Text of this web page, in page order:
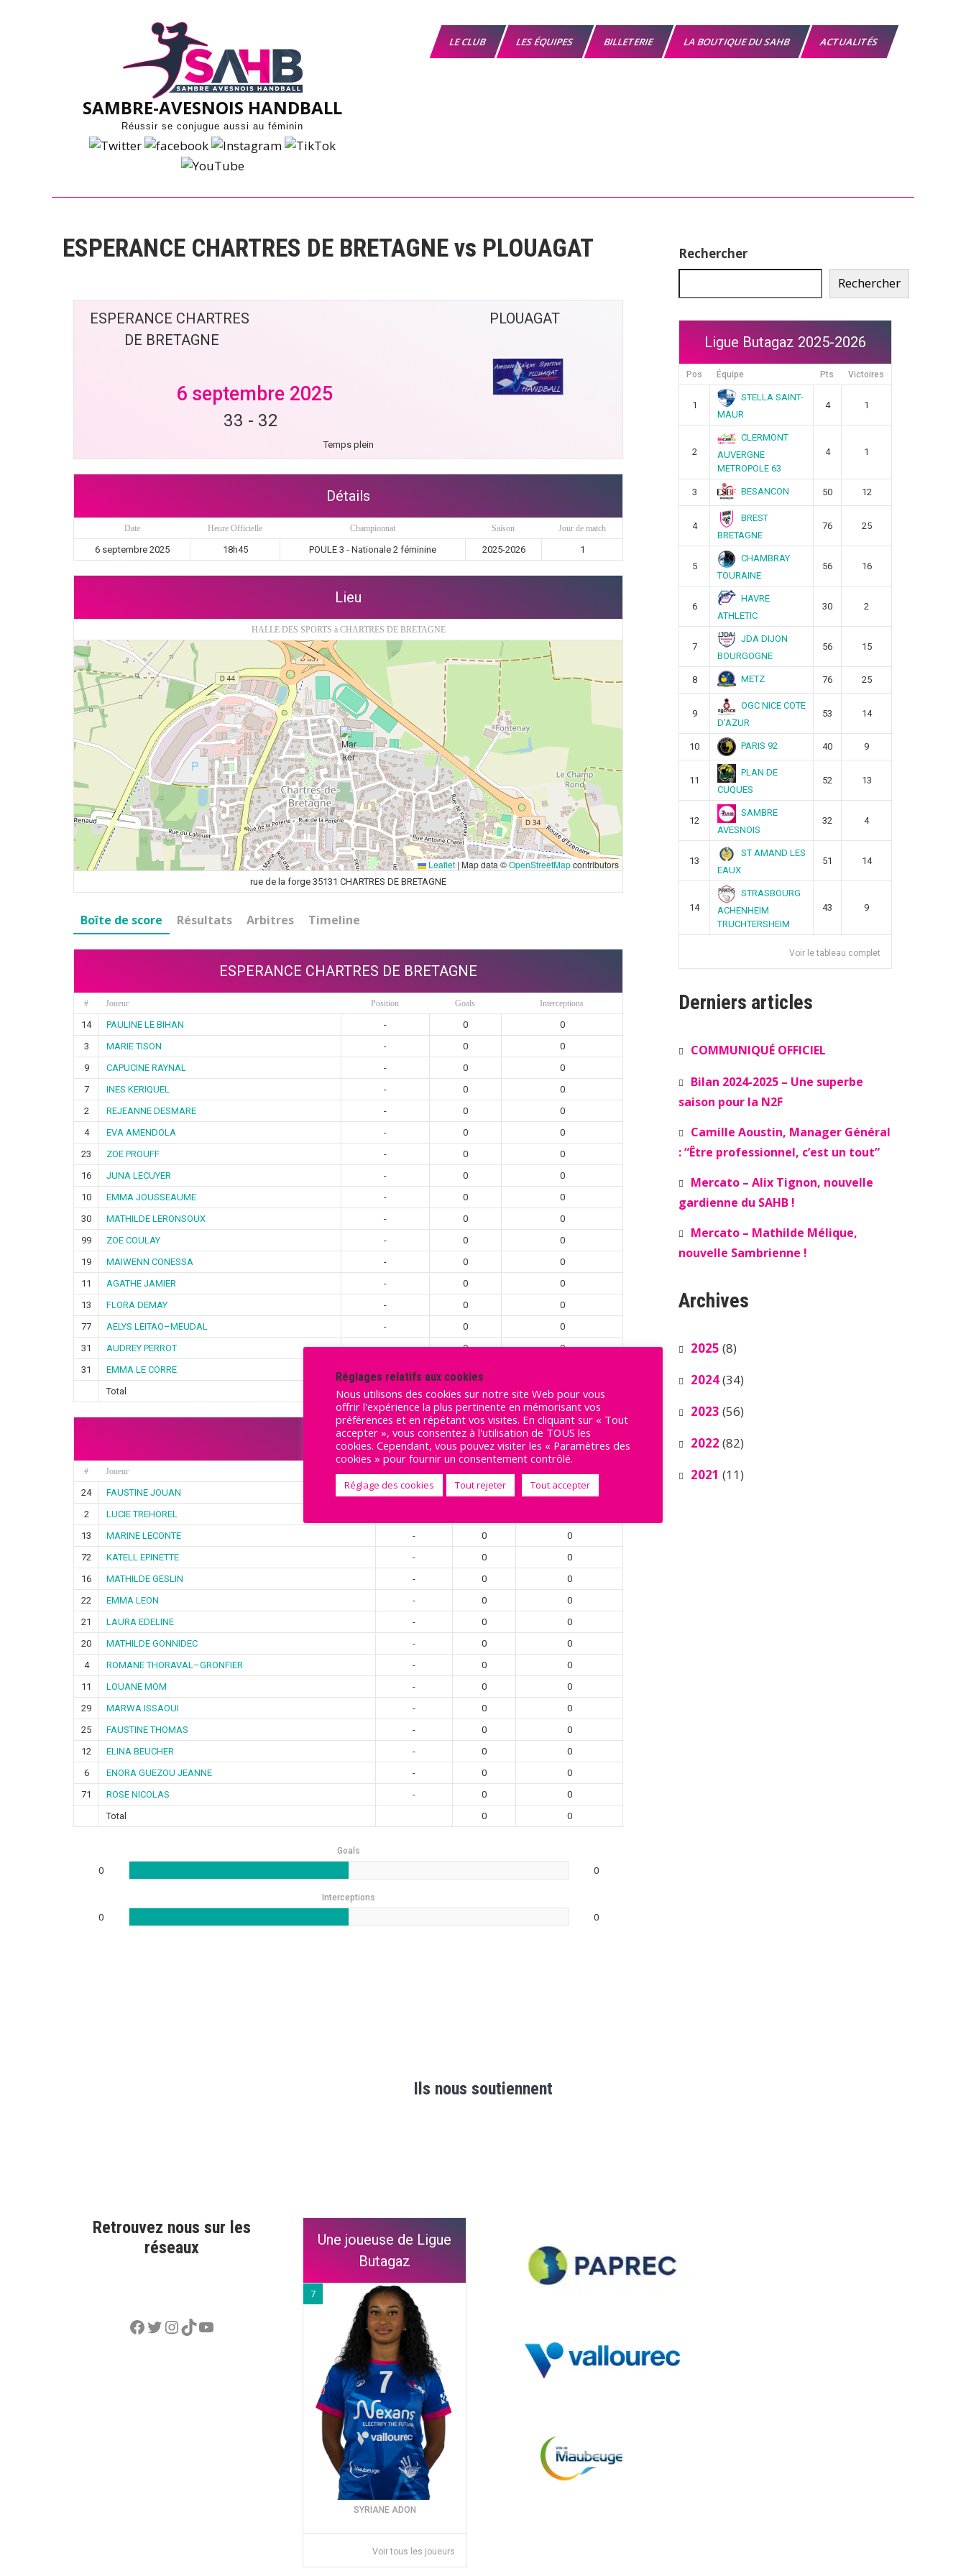
SAMBRE-AVESNOIS HANDBALL
Réussir se conjugue aussi au féminin
LE CLUB LES ÉQUIPES BILLETERIE LA BOUTIQUE DU SAHB ACTUALITÉS
ESPERANCE CHARTRES DE BRETAGNE vs PLOUAGAT
ESPERANCE CHARTRES
DE BRETAGNE
PLOUAGAT
6 septembre 2025
33 - 32
Temps plein
Détails
Date Heure Officielle Championnat Saison Jour de match
6 septembre 2025 18h45 POULE 3 - Nationale 2 féminine 2025-2026 1
Lieu
HALLE DES SPORTS à CHARTRES DE BRETAGNE
Leaflet | Map data ©OpenStreetMapcontributors
rue de la forge 35131 CHARTRES DE BRETAGNE
Boîte de score Résultats Arbitres Timeline
ESPERANCE CHARTRES DE BRETAGNE
# Joueur Position Goals Interceptions
14 PAULINE LE BIHAN - 0
0
3
MARIE TISON - 0
0
9
CAPUCINE RAYNAL - 0
0
7
INES KERIQUEL - 0
0
2
REJEANNE DESMARE - 0
0
4
EVA AMENDOLA - 0
0
23
ZOE PROUFF - 0
0
16
JUNA LECUYER - 0
0
10
EMMA JOUSSEAUME - 0
0
30
MATHILDE LERONSOUX - 0
0
99
ZOE COULAY - 0
0
19
MAIWENN CONESSA - 0
0
11
AGATHE JAMIER - 0
0
13
FLORA DEMAY - 0
0
77
AELYS LEITAO–MEUDAL - 0
0
31
AUDREY PERROT - 0
0
31
EMMA LE CORRE
Total
0 0
PLOUAGAT
# Joueur
24 FAUSTINE JOUAN 0
2
LUCIE TREHOREL
13
MARINE LECONTE - 0
0
72
KATELL EPINETTE - 0
0
16
MATHILDE GESLIN - 0
0
22
EMMA LEON - 0
0
21
LAURA EDELINE - 0
0
20
MATHILDE GONNIDEC - 0
0
4
ROMANE THORAVAL–GRONFIER - 0
0
11
LOUANE MOM - 0
0
29
MARWA ISSAOUI - 0
0
25
FAUSTINE THOMAS - 0
0
12
ELINA BEUCHER - 0
0
6
ENORA GUEZOU JEANNE - 0
0
71
ROSE NICOLAS - 0
0
Total
0 0
Goals
0 0
Interceptions
0 0
Rechercher
Rechercher
Ligue Butagaz 2025-2026
Pos Équipe Pts Victoires
1
STELLA SAINT-
MAUR
4 1
2
CLERMONT
AUVERGNE
METROPOLE 63
4 1
3 BESANCON 50 12
4
BREST
BRETAGNE
76 25
5
CHAMBRAY
TOURAINE
56 16
6
HAVRE
ATHLETIC
30 2
7
JDA DIJON
BOURGOGNE
56 15
8 METZ 76 25
9
OGC NICE COTE
D’AZUR
53 14
10 PARIS 92 40 9
11
PLAN DE
CUQUES
52 13
12
SAMBRE
AVESNOIS
32 4
13
ST AMAND LES
EAUX
51 14
14
STRASBOURG
ACHENHEIM
TRUCHTERSHEIM
43 9
Voir le tableau complet
Derniers articles
COMMUNIQUÉ OFFICIEL
Bilan 2024-2025 – Une superbe
saison pour la N2F
Camille Aoustin, Manager Général
: “Être professionnel, c’est un tout”
Mercato – Alix Tignon, nouvelle
gardienne du SAHB !
Mercato – Mathilde Mélique,
nouvelle Sambrienne !
Archives
2025 (8)
2024(34)
2023 (56)
2022 (82)
2021 (11)
Ils nous soutiennent
Retrouvez nous sur les
réseaux
Facebook
Twitter
Instagram
TikTok
YouTube
Une joueuse de Ligue
Butagaz
7
SYRIANE ADON
Voir tous les joueurs
Réglages relatifs aux cookies
Nous utilisons des cookies sur notre site Web pour vous
offrir l'expérience la plus pertinente en mémorisant vos
préférences et en répétant vos visites. En cliquant sur « Tout
accepter », vous consentez à l'utilisation de TOUS les
cookies. Cependant, vous pouvez visiter les « Paramètres des
cookies » pour fournir un consentement contrôlé.
Réglage des cookies Tout rejeter Tout accepter